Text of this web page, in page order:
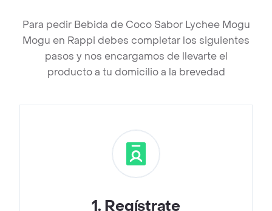
Para pedir Bebida de Coco Sabor Lychee Mogu
Mogu en Rappi debes completar los siguientes
pasos y nos encargamos de llevarte el
producto a tu domicilio a la brevedad
1. Regístrate